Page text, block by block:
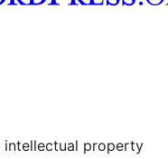
de Tumblr
intellectual property